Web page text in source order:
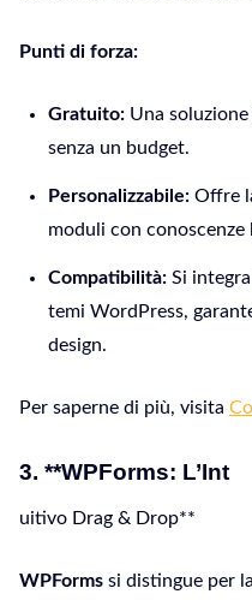
Punti di forza:
Gratuito: Una
senza un budget.
Personalizzabile: Offre
moduli con conoscenze
Compatibilità: Si
temi WordPress,
design.
Per saperne di più, visita
3. **WPForms: L’Int
uitivo Drag & Drop**
WPForms si distingue per